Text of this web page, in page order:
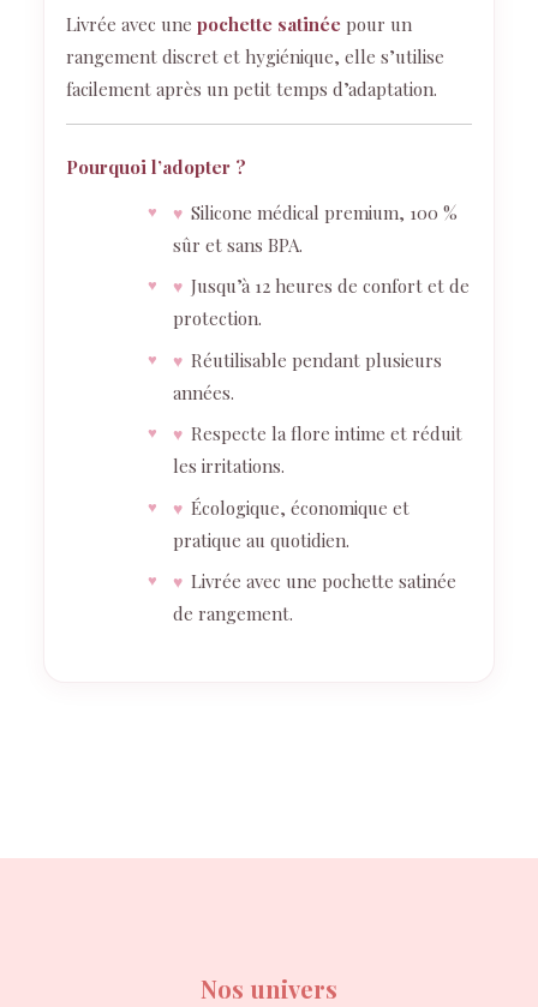
Livrée avec une pochette satinée pour un
rangement discret et hygiénique, elle s’utilise
facilement après un petit temps d’adaptation.
Pourquoi l’adopter ?
♥ Silicone médical premium, 100 %
sûr et sans BPA.
♥ Jusqu’à 12 heures de confort et de
protection.
♥ Réutilisable pendant plusieurs
années.
♥ Respecte la flore intime et réduit
les irritations.
♥ Écologique, économique et
pratique au quotidien.
♥ Livrée avec une pochette satinée
de rangement.
Nos univers